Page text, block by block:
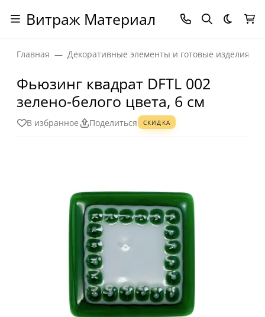
Витраж Материал Темная
Главная Декоративные элементы и готовые изделия
Фьюзинг квадрат DFTL 002
зелено-белого цвета, 6 см
В избранное Поделиться СКИДКА